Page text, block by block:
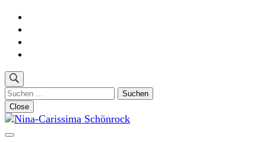
Skip
content
(Press
Suchen
nach:
Close